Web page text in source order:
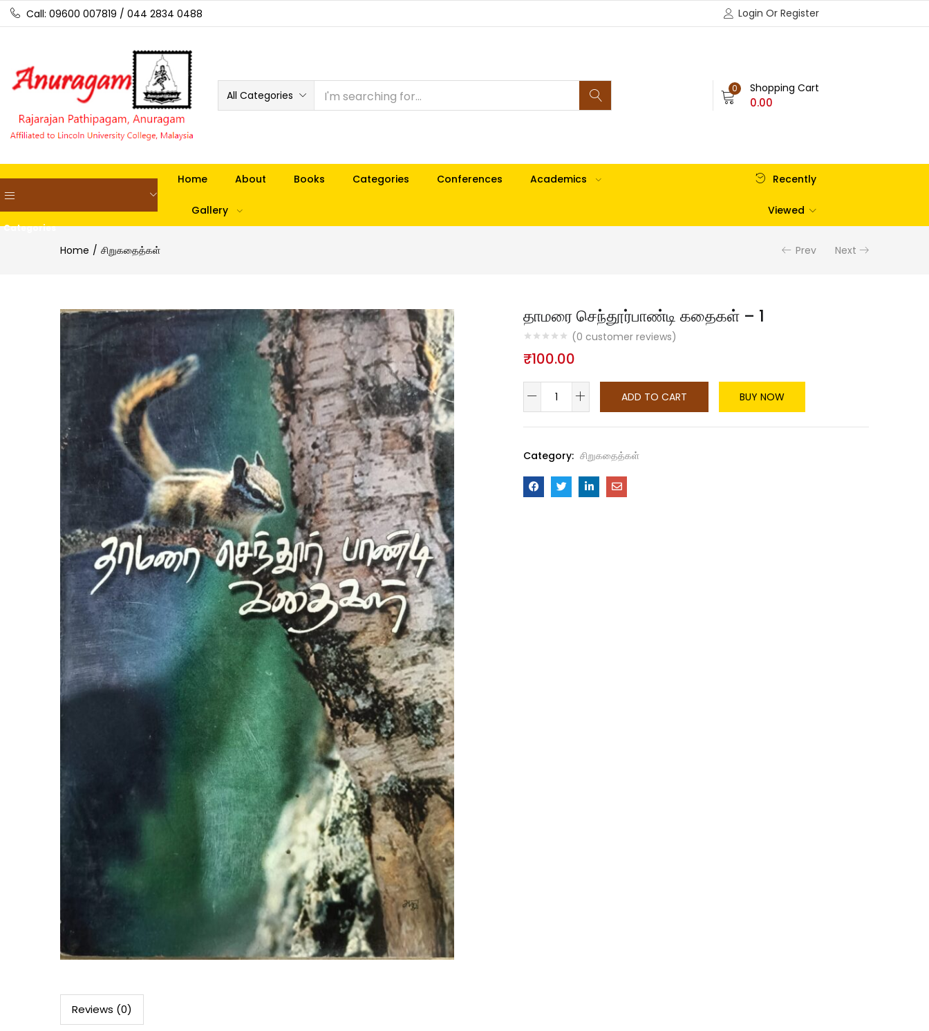
Call: 09600 007819 / 044 2834 0488 Login Or Register
All Categories
0 Shopping Cart
0.00
Categories
Home About Books Categories Conferences Academics
Gallery
Recently
Viewed
Home சிறுகதைத்கள் Prev Next
தாமரை செந்தூர்பாண்டி கதைகள் – 1
(0 customer reviews)
₹100.00
ADD TO CART BUY NOW
Category: சிறுகதைத்கள்
Reviews (0)